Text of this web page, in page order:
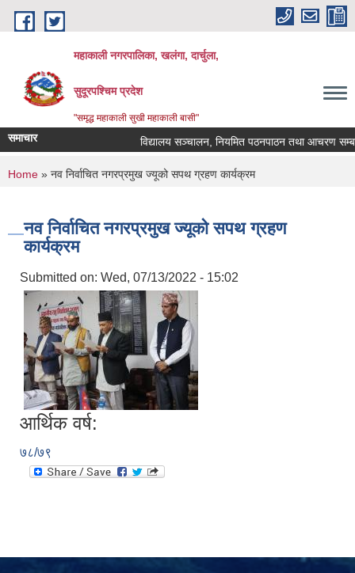
Skip to main content
महाकाली नगरपालिका, खलंगा, दार्चुला,
सुदूरपश्चिम प्रदेश
"समृद्ध महाकाली सुखी महाकाली बासी"
समाचार विद्यालय सञ्चालन, नियमित पठनपाठन तथा आचरण
You are here
Home » नव निर्वाचित नगरप्रमुख ज्यूको सपथ ग्रहण कार्यक्रम
नव निर्वाचित नगरप्रमुख ज्यूको सपथ ग्रहण
कार्यक्रम
Submitted on: Wed, 07/13/2022 - 15:02
आर्थिक वर्ष:
७८/७९